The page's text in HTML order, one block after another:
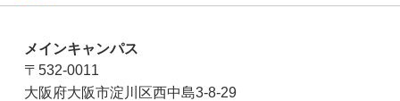
メインキャンパス
〒532-0011
大阪府大阪市淀川区西中島3-8-29